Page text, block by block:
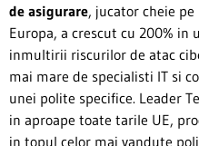
de asigurare, jucator cheie
Europa, a crescut cu 200%
inmultirii riscurilor de atac
mai mare de specialisti IT si
unei polite specifice. Leader
in aproape toate tarile UE,
in topul celor mai vandute